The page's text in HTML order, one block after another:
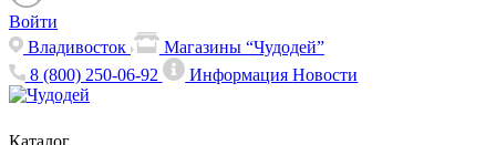
Войти
Владивосток
Магазины “Чудодей”
8 (800) 250-06-92
ИнформацияНовости
Каталог